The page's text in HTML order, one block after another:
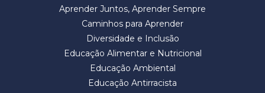
Aprender Juntos, Aprender Sempre
Caminhos para Aprender
Diversidade e Inclusão
Educação Alimentar e Nutricional
Educação Ambiental
Educação Antirracista